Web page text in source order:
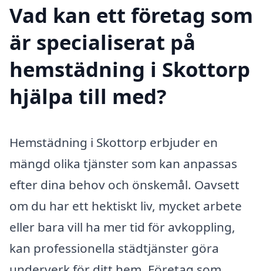
Vad kan ett företag som
är specialiserat på
hemstädning i Skottorp
hjälpa till med?
Hemstädning i Skottorp erbjuder en
mängd olika tjänster som kan anpassas
efter dina behov och önskemål. Oavsett
om du har ett hektiskt liv, mycket arbete
eller bara vill ha mer tid för avkoppling,
kan professionella städtjänster göra